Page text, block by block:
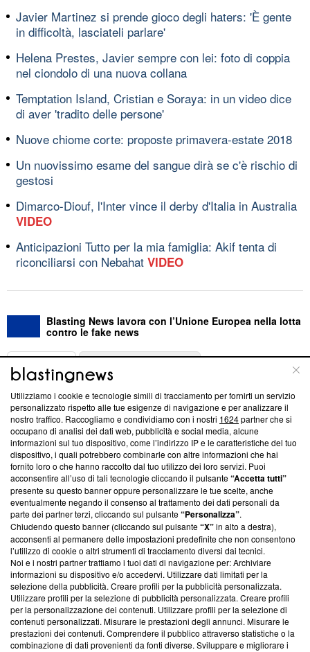
Javier Martinez si prende gioco degli haters: 'È gente
in difficoltà, lasciateli parlare'
Helena Prestes, Javier sempre con lei: foto di coppia
nel ciondolo di una nuova collana
Temptation Island, Cristian e Soraya: in un video dice
di aver 'tradito delle persone'
Nuove chiome corte: proposte primavera-estate 2018
Un nuovissimo esame del sangue dirà se c'è rischio di
gestosi
Dimarco-Diouf, l'Inter vince il derby d'Italia in Australia
VIDEO
Anticipazioni Tutto per la mia famiglia: Akif tenta di
riconciliarsi con Nebahat VIDEO
Blasting News lavora con l’Unione Europea nella lotta
contro le fake news
ABOUT
Questa sezione offre informazioni trasparenti su Blasting
News, sui nostri processi editoriali e su come ci impegniamo a
creare news di qualità. Inoltre, afferma la nostra aderenza a
‘Trust Project - News with Integrity’Blasting News non è
ancora membro del programma, ma ha richiesto di farne
parte; Trust Project non ha ancora effettuato una verifica di
conformità agli standard.
Su di noi
Team editoriale
Corporate
Redazione
Informativa Privacy
Cookie Policy
Utilizziamo i cookie e tecnologie simili di tracciamento per fornirti un servizio
personalizzato rispetto alle tue esigenze di navigazione e per analizzare il
nostro traffico. Raccogliamo e condividiamo con i nostri 1624partner che si
occupano di analisi dei dati web, pubblicità e social media, alcune
informazioni sul tuo dispositivo, come l’indirizzo IP e le caratteristiche del tuo
dispositivo, i quali potrebbero combinarle con altre informazioni che hai
fornito loro o che hanno raccolto dal tuo utilizzo dei loro servizi. Puoi
acconsentire all’uso di tali tecnologie cliccando il pulsante“Accetta tutti”
presente su questo banner oppure personalizzare le tue scelte, anche
eventualmente negando il consenso al trattamento dei dati personali da
parte dei partner terzi, cliccando sul pulsante“Personalizza”.
Chiudendo questo banner (cliccando sul pulsante“X”in alto a destra),
acconsenti al permanere delle impostazioni predefinite che non consentono
l’utilizzo di cookie o altri strumenti di tracciamento diversi dai tecnici.
Noi e i nostri partner trattiamo i tuoi dati di navigazione per: Archiviare
informazioni su dispositivo e/o accedervi. Utilizzare dati limitati per la
selezione della pubblicità. Creare profili per la pubblicità personalizzata.
Utilizzare profili per la selezione di pubblicità personalizzata. Creare profili
per la personalizzazione dei contenuti. Utilizzare profili per la selezione di
contenuti personalizzati. Misurare le prestazioni degli annunci. Misurare le
prestazioni dei contenuti. Comprendere il pubblico attraverso statistiche o la
combinazione di dati provenienti da fonti diverse. Sviluppare e migliorare i